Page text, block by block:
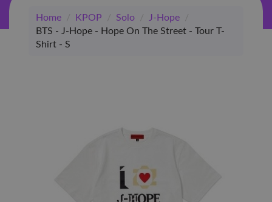
(Winkel)
Home / KPOP / Solo / J-Hope
/
BTS - J-Hope - Hope On The Street - Tour T-
Shirt - S